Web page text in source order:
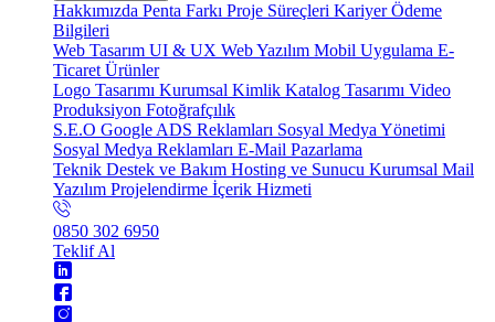
Hakkımızda Penta Farkı Proje Süreçleri KariyerÖdeme
Bilgileri
Web Tasarım UI & UX Web Yazılım Mobil Uygulama E-
Ticaret Ürünler
Logo Tasarımı Kurumsal Kimlik Katalog Tasarımı Video
Produksiyon Fotoğrafçılık
S.E.O Google ADS Reklamları Sosyal Medya Yönetimi
Sosyal Medya Reklamları E-Mail Pazarlama
Teknik Destek ve Bakım Hosting ve Sunucu Kurumsal Mail
Yazılım Projelendirme İçerik Hizmeti
0850 302 6950
Teklif Al